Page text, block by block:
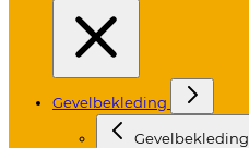
Gevelbekleding
Gevelbekleding